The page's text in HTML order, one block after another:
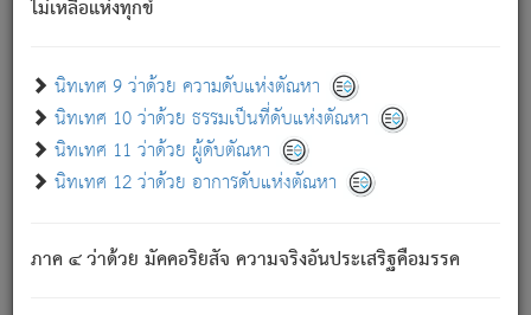
ไม่เหลือแห่งทุกข์
นิทเทศ 9 ว่าด้วย ความดับแห่งตัณหา
นิทเทศ 10 ว่าด้วย ธรรมเป็นที่ดับแห่งตัณหา
นิทเทศ 11 ว่าด้วย ผู้ดับตัณหา
นิทเทศ 12 ว่าด้วย อาการดับแห่งตัณหา
ภาค ๔ ว่าด้วย มัคคอริยสัจ ความจริงอันประเสริฐคือมรรค
ภพทั้งหลายทั้งปวงได้แล้ว เป็นผู้คงที่ (คือไม่เปลี่ยนแปลงอีกต่อ
- อุ.ขุ. ๒๕/๑๒๑/๘๔.
(ข้อความนี้ เป็นพระพุทธอุทานที่ทรงเปล่งออก ที่โคนต้นโพธิ์
เป็นที่ตรัสรู้ เมื่อตรัสรู้แล้วได้ 7 วัน)